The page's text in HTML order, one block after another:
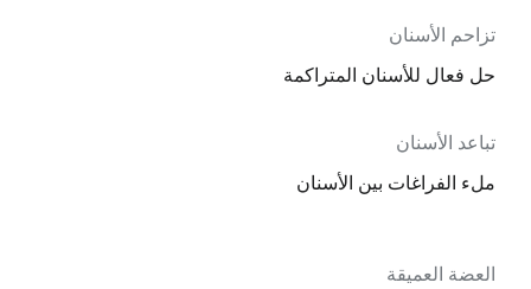
تزاحم الأسنان
حل فعال للأسنان المتراكمة
تباعد الأسنان
ملء الفراغات بين الأسنان
العضة العميقة